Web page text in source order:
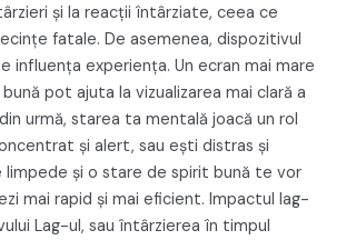
și la reacții întârziate, ceea ce
fatale. De asemenea, dispozitivul
influența experiența. Un ecran mai mare
pot ajuta la vizualizarea mai clară a
urmă, starea ta mentală joacă un rol
și alert, sau ești distras și
limpede și o stare de spirit bună te vor
mai rapid și mai eficient. Impactul lag-
Lag-ul, sau întârzierea în timpul